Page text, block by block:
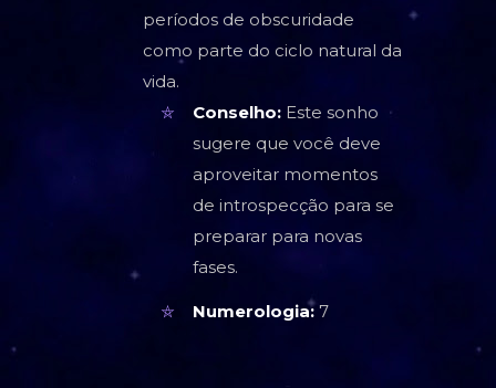
períodos de obscuridade
como parte do ciclo natural da
vida.
Conselho: Este sonho
sugere que você deve
aproveitar momentos
de introspecção para se
preparar para novas
fases.
Numerologia:7